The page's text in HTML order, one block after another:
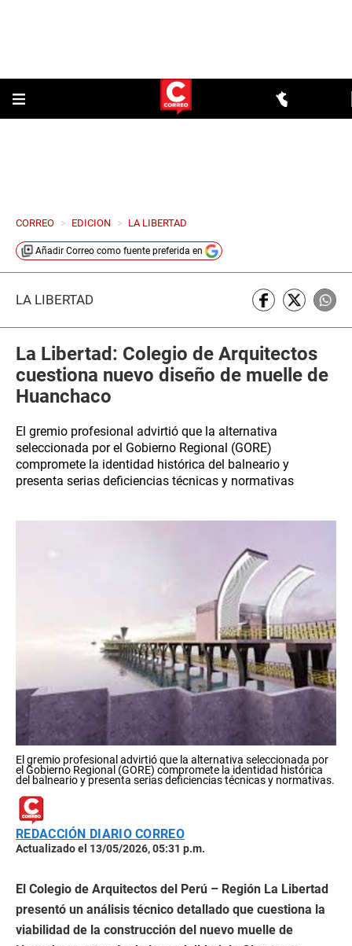
CORREO > EDICION > LA LIBERTAD
Añadir Correo como fuente preferida en
LA LIBERTAD
La Libertad: Colegio de Arquitectos
cuestiona nuevo diseño de muelle de
Huanchaco
El gremio profesional advirtió que la alternativa
seleccionada por el Gobierno Regional (GORE)
compromete la identidad histórica del balneario y
presenta serias deficiencias técnicas y normativas
El gremio profesional advirtió que la alternativa seleccionada por
el Gobierno Regional (GORE) compromete la identidad histórica
del balneario y presenta serias deficiencias técnicas y normativas.
REDACCIÓN DIARIO CORREO
Actualizado el 13/05/2026, 05:31 p.m.
El Colegio de Arquitectos del Perú – Región La Libertad
presentó un análisis técnico detallado que cuestiona la
viabilidad de la construcción del nuevo muelle de